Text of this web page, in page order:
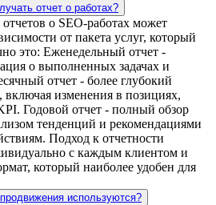
отчет о работах?
о SEO-работах может
от пакета услуг, который
это: Еженедельный отчет -
о выполненных задачах и
отчет - более глубокий
включая изменения в позициях,
Годовой отчет - полный обзор
тенденций и рекомендациями
Подход к отчетности
с каждым клиентом и
который наиболее удобен для
используются?